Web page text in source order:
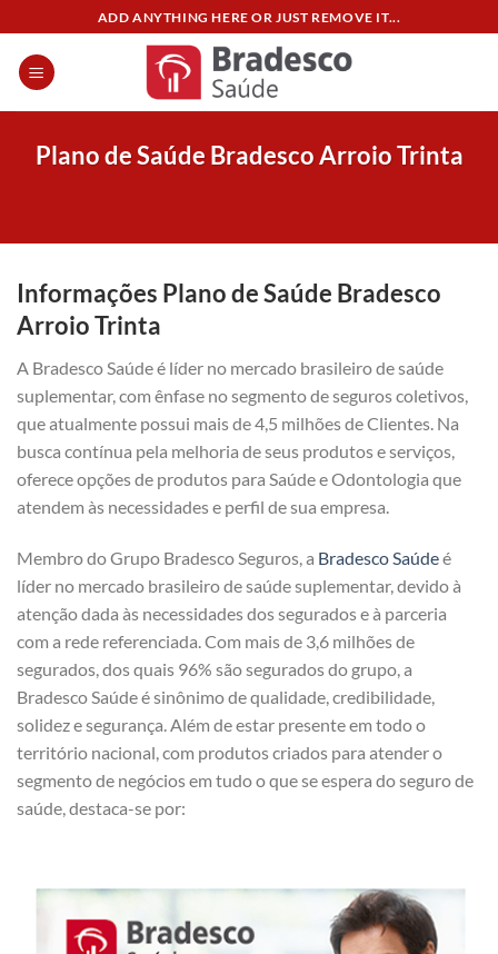
content
ADD ANYTHING HERE OR JUST REMOVE IT...
Plano de Saúde Bradesco Arroio Trinta
Informações Plano de Saúde Bradesco
Arroio Trinta
A Bradesco Saúde é líder no mercado brasileiro de saúde
suplementar, com ênfase no segmento de seguros coletivos,
que atualmente possui mais de 4,5 milhões de Clientes. Na
busca contínua pela melhoria de seus produtos e serviços,
oferece opções de produtos para Saúde e Odontologia que
atendem às necessidades e perfil de sua empresa.
Membro do Grupo Bradesco Seguros, a Bradesco Saúdeé
líder no mercado brasileiro de saúde suplementar, devido à
atenção dada às necessidades dos segurados e à parceria
com a rede referenciada. Com mais de 3,6 milhões de
segurados, dos quais 96% são segurados do grupo, a
Bradesco Saúde é sinônimo de qualidade, credibilidade,
solidez e segurança. Além de estar presente em todo o
território nacional, com produtos criados para atender o
segmento de negócios em tudo o que se espera do seguro de
saúde, destaca-se por: